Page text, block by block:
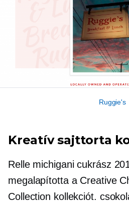
Ruggie's
Kreatív sajttorta
Relle michigani cukrász
megalapította a Creative
Collection kollekciót.